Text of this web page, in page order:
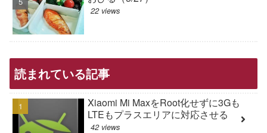
22 views
読まれている記事
Xiaomi Mi MaxをRoot化せずに3Gも
LTEもプラスエリアに対応させる
42 views